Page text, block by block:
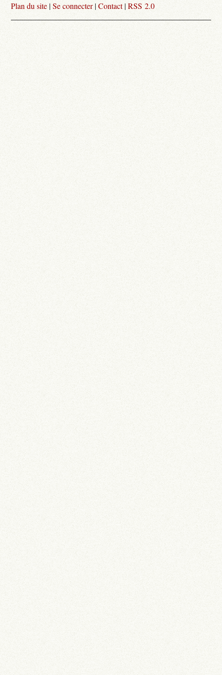
Plan du site |Se connecter|Contact|RSS 2.0